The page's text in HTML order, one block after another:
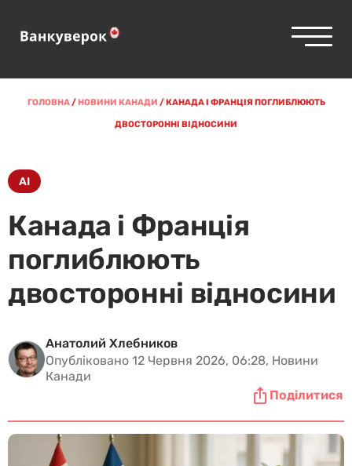
ГОЛОВНА/НОВИНИ КАНАДИ /КАНАДА І ФРАНЦІЯ ПОГЛИБЛЮЮТЬ
ДВОСТОРОННІ ВІДНОСИНИ
AI
Канада і Франція
поглиблюють
двосторонні відносини
Анатолий Хлебников
Опубліковано 12 Червня 2026, 06:28, Новини
Канади
Поділитися